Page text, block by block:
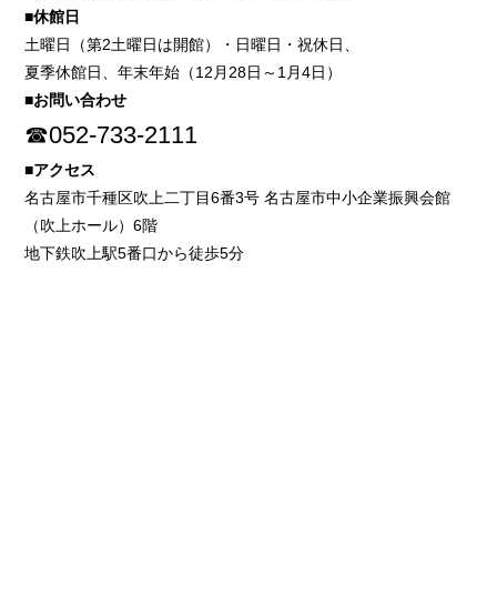
■休館日
土曜日（第2土曜日は開館）・日曜日・祝休日、
夏季休館日、年末年始（12月28日～1月4日）
■お問い合わせ
☎052-733-2111
■アクセス
名古屋市千種区吹上二丁目6番3号 名古屋市中小企業振興会館
（吹上ホール）6階
地下鉄吹上駅5番口から徒歩5分